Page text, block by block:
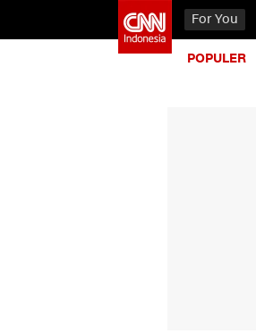
For You
POPULER